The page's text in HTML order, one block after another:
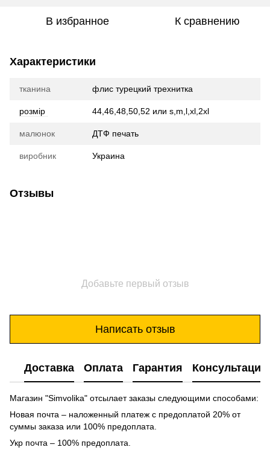
В избранное К сравнению
Характеристики
тканина флис турецкий трехнитка
розмір 44,46,48,50,52 или s,m,l,xl,2xl
малюнок ДТФ печать
виробник Украина
Отзывы
Добавьте первый отзыв
Написать отзыв
Доставка Оплата Гарантия Консультация
Магазин "Simvolika" отсылает заказы следующими способами:
Новая почта – наложенный платеж с предоплатой 20% от
суммы заказа или 100% предоплата.
Укр почта – 100% предоплата.